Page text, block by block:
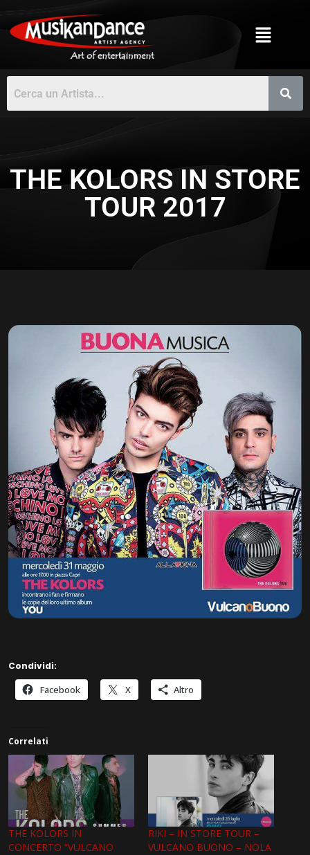
THE KOLORS IN STORE
TOUR 2017
Condividi:
Facebook X Altro
Correlati
THE KOLORS IN
CONCERTO “VULCANO
RIKI – IN STORE TOUR –
VULCANO BUONO – NOLA